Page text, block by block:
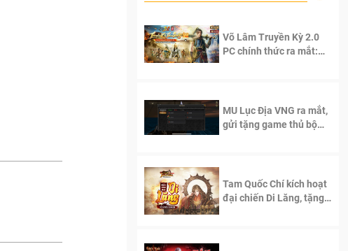
Võ Lâm Truyền Kỳ 2.0
PC chính thức ra mắt:
MU Lục Địa VNG ra mắt,
gửi tặng game thủ bộ
Tam Quốc Chí kích hoạt
đại chiến Di Lăng, tặng